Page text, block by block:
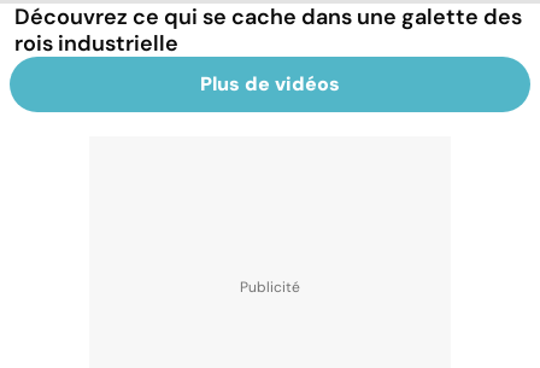
Découvrez ce qui se cache dans une galette des
rois industrielle
Plus de vidéos